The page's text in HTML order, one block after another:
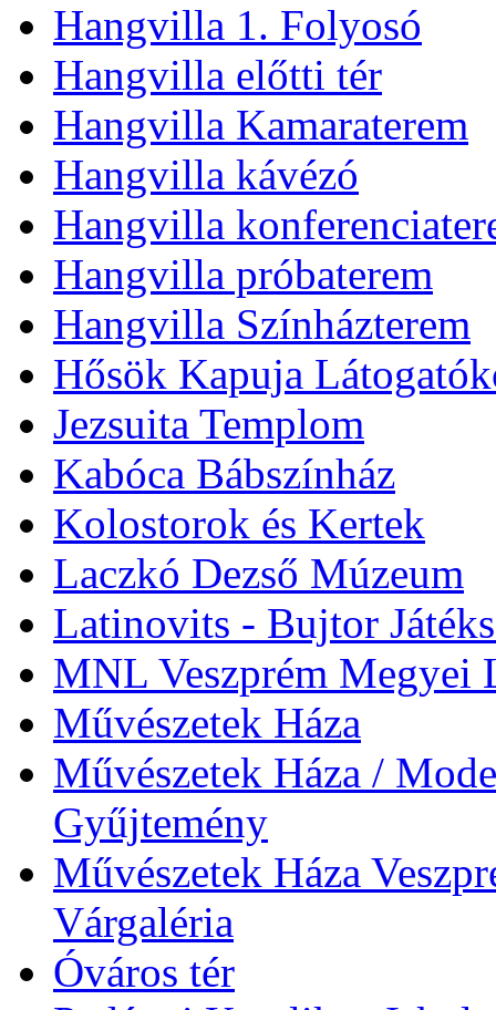
Hangvilla 1. Folyosó
Hangvilla előtti tér
Hangvilla Kamaraterem
Hangvilla kávézó
Hangvilla
Hangvilla próbaterem
Hangvilla Színházterem
Hősök Kapuja
Jezsuita Templom
Kabóca Bábszínház
Kolostorok és Kertek
Laczkó Dezső Múzeum
Latinovits - Bujtor
MNL Veszprém Megyei
Művészetek Háza
Művészetek Háza /
Gyűjtemény
Művészetek Háza
Várgaléria
Óváros tér